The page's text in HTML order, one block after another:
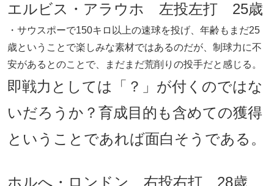
エルビス・アラウホ 左投左打 25歳
・サウスポーで150キロ以上の速球を投げ、年齢もまだ25
歳ということで楽しみな素材ではあるのだが、制球力に不
安があるとのことで、まだまだ荒削りの投手だと感じる。
即戦力としては「？」が付くのではな
いだろうか？育成目的も含めての獲得
ということであれば面白そうである。
ホルへ・ロンドン 右投右打 28歳